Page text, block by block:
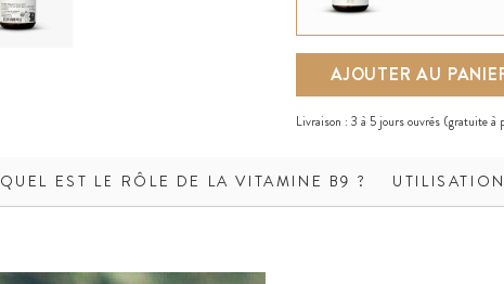
AJOUTER AU
Livraison : 3 à 5 jours ouvrés (gratuite à
QUEL EST LE RÔLE DE LA VITAMINE B9 ? UTILISATION